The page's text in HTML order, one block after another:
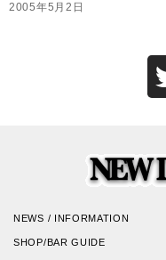
2005年5月2日
NEWS / INFORMATION
SHOP/BAR GUIDE